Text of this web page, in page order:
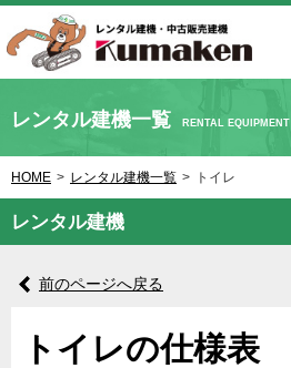
レンタル建機一覧 RENTAL EQUIPMENT
HOME > レンタル建機一覧 > トイレ
レンタル建機
前のページへ戻る
トイレの仕様表